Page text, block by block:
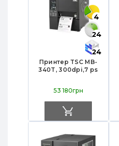
4
24
24
Принтер TSC MB-
340T, 300dpi,7 ps
53 180грн